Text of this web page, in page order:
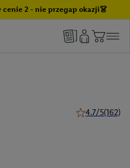
cenie 2 - nie przegap okazji👗
4.7/5(162)